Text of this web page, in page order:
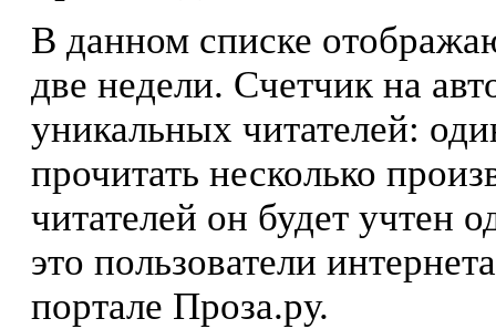
В данном списке
две недели. Счетчик на
уникальных читателей:
прочитать несколько
читателей он будет учтен
это пользователи
портале Проза.ру.